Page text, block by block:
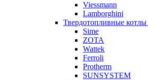
Viessmann
Lamborghini
Твердотопливные котлы
Sime
ZOTA
Wattek
Ferroli
Protherm
SUNSYSTEM